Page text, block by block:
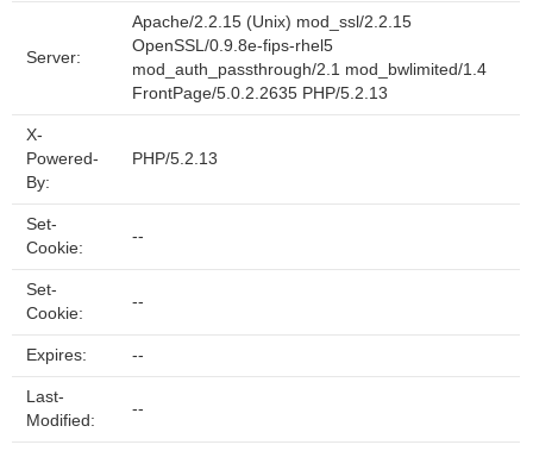
Server:
Apache/2.2.15 (Unix) mod_ssl/2.2.15
OpenSSL/0.9.8e-fips-rhel5
mod_auth_passthrough/2.1 mod_bwlimited/1.4
FrontPage/5.0.2.2635 PHP/5.2.13
X-
Powered-
By:
PHP/5.2.13
Set-
Cookie:
--
Set-
Cookie:
--
Expires: --
Last-
Modified:
--